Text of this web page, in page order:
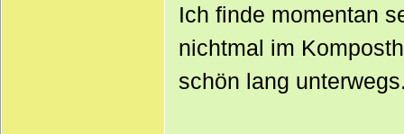
Ich finde momentan
nichtmal im
schön lang